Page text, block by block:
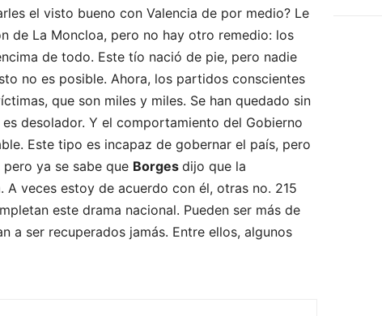
el visto bueno con Valencia de por medio? Le
de La Moncloa, pero no hay otro remedio: los
de todo. Este tío nació de pie, pero nadie
no es posible. Ahora, los partidos conscientes
que son miles y miles. Se han quedado sin
desolador. Y el comportamiento del Gobierno
Este tipo es incapaz de gobernar el país, pero
ya se sabe que Borges dijo que la
veces estoy de acuerdo con él, otras no. 215
este drama nacional. Pueden ser más de
a ser recuperados jamás. Entre ellos, algunos